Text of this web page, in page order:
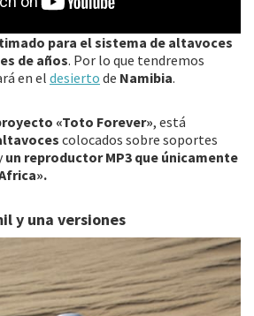
para el sistema de altavoces
de años. Por lo que tendremos
en el desierto de Namibia.
«Toto Forever», está
colocados sobre soportes
un reproductor MP3 que únicamente
y una versiones